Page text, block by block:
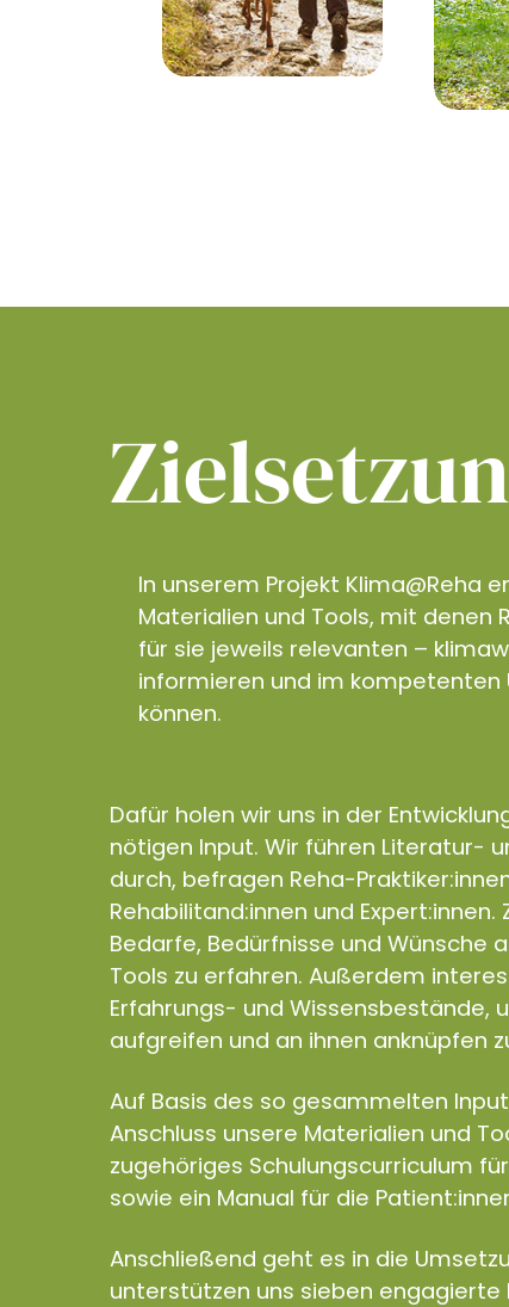
In unserem Projekt Klima@Reha
Materialien und Tools, mit denen
für sie jeweils relevanten –
informieren und im
können.
Dafür holen wir uns in der
nötigen Input. Wir führen Literatur-
durch, befragen Reha-
Rehabilitand:innen und
Bedarfe, Bedürfnisse und Wünsche
Tools zu erfahren. Außerdem
Erfahrungs- und Wissensbestände,
aufgreifen und an ihnen anknüpfen
Auf Basis des so gesammelten
Anschluss unsere Materialien und
zugehöriges Schulungscurriculum
sowie ein Manual für die
Anschließend geht es in die
unterstützen uns sieben engagierte